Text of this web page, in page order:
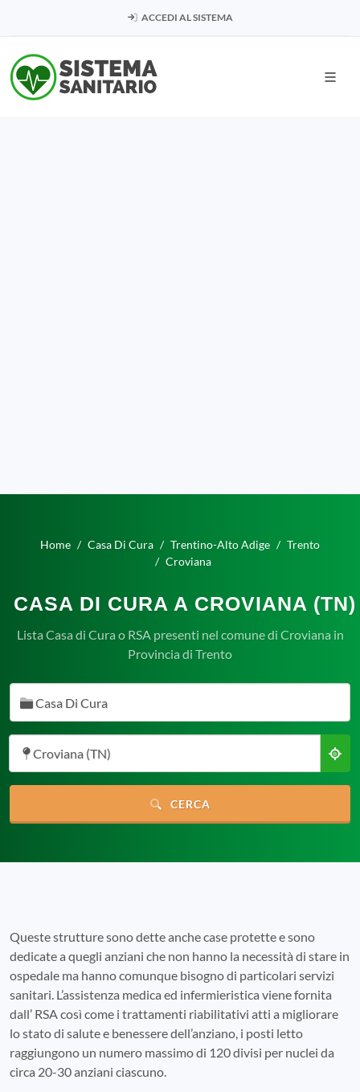
ACCEDI AL SISTEMA
Home Casa Di Cura Trentino-Alto Adige
Trento
Croviana
CASA DI CURA A CROVIANA (TN)
Lista Casa di Cura o RSA presenti nel comune di Croviana in
Provincia di Trento
Casa Di Cura
Croviana (TN)
CERCA
Queste strutture sono dette anche case protette e sono
dedicate a quegli anziani che non hanno la necessità di stare in
ospedale ma hanno comunque bisogno di particolari servizi
sanitari. L’assistenza medica ed infermieristica viene fornita
dall’ RSA così come i trattamenti riabilitativi atti a migliorare
lo stato di salute e benessere dell’anziano, i posti letto
raggiungono un numero massimo di 120 divisi per nuclei da
circa 20-30 anziani ciascuno.